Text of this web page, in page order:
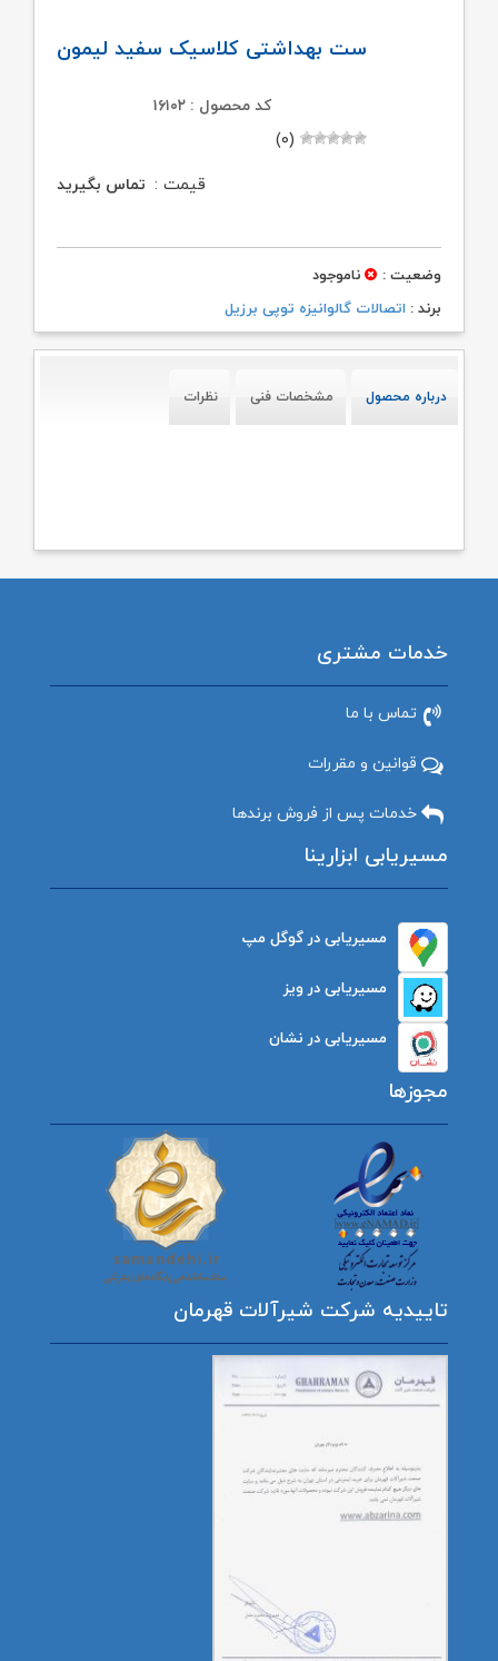
ست بهداشتی کلاسیک سفید لیمون
کد محصول : ۱۶۱۰۲
(۰)
قیمت : تماس بگیرید
وضعیت :
ناموجود
برند : اتصالات گالوانیزه توپی برزیل
درباره محصول مشخصات فنی نظرات
خدمات مشتری
تماس با ما
قوانین و مقررات
خدمات پس از فروش برندها
مسیریابی ابزارینا
مسیریابی در گوگل مپ
مسیریابی در ویز
مسیریابی در نشان
مجوزها
تاییدیه شرکت شیرآلات قهرمان